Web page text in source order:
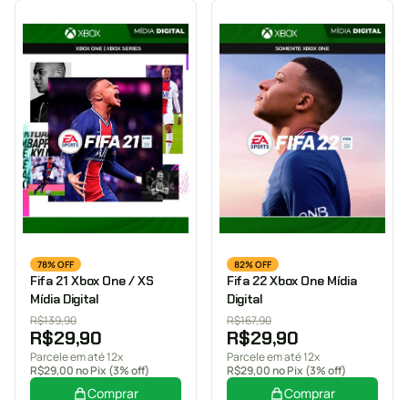
78% OFF
Fifa 21 Xbox One / XS
Mídia Digital
R$139,90
R$29,90
Parcele em até 12x
R$29,00no Pix (3% off)
Comprar
82% OFF
Fifa 22 Xbox One Mídia
Digital
R$167,90
R$29,90
Parcele em até 12x
R$29,00no Pix (3% off)
Comprar